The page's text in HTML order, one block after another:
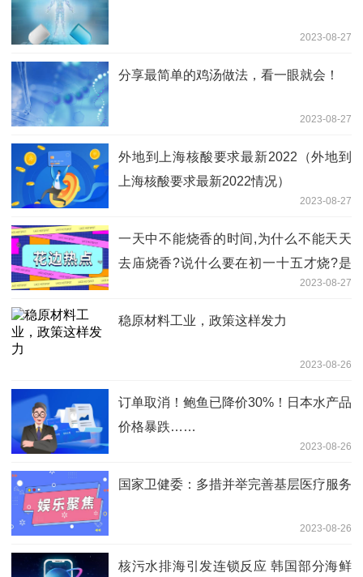
2023-08-27
分享最简单的鸡汤做法，看一眼就会！
2023-08-27
外地到上海核酸要求最新2022（外地到
上海核酸要求最新2022情况）
2023-08-27
一天中不能烧香的时间,为什么不能天天
去庙烧香?说什么要在初一十五才烧?是
为什么不能呢?晚上烧香有问题吗？2023-08-27
稳原材料工业，政策这样发力
2023-08-26
订单取消！鲍鱼已降价30%！日本水产品
价格暴跌……
2023-08-26
国家卫健委：多措并举完善基层医疗服务
2023-08-26
核污水排海引发连锁反应 韩国部分海鲜